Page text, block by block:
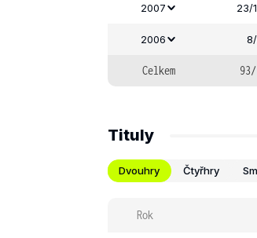
2007 23/
2006
Celkem
Tituly
Dvouhry Čtyřhry
Rok